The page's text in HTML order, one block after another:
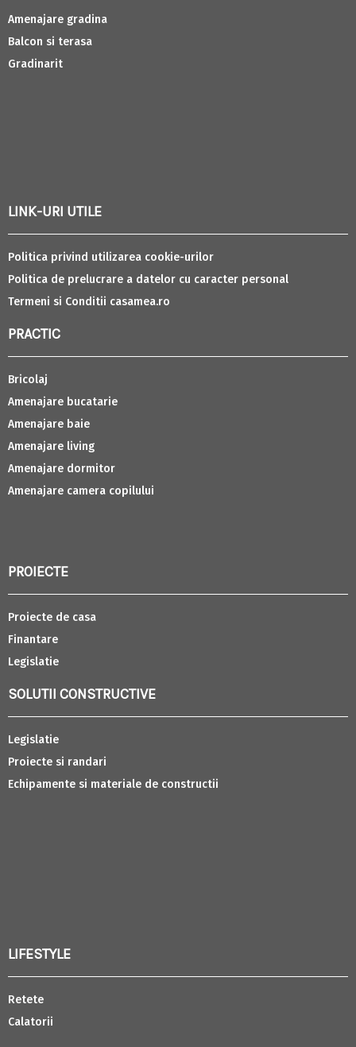
Amenajare gradina
Balcon si terasa
Gradinarit
LINK-URI UTILE
Politica privind utilizarea cookie-urilor
Politica de prelucrare a datelor cu caracter personal
Termeni si Conditii casamea.ro
PRACTIC
Bricolaj
Amenajare bucatarie
Amenajare baie
Amenajare living
Amenajare dormitor
Amenajare camera copilului
PROIECTE
Proiecte de casa
Finantare
Legislatie
SOLUTII CONSTRUCTIVE
Legislatie
Proiecte si randari
Echipamente si materiale de constructii
LIFESTYLE
Retete
Calatorii